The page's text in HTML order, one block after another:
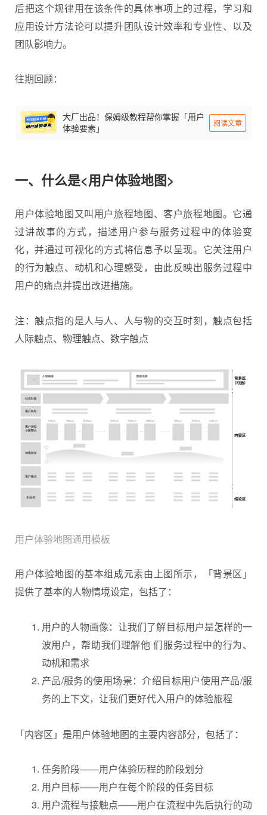
后把这个规律用在该条件的具体事项上的过程，学习和
应用设计方法论可以提升团队设计效率和专业性、以及
团队影响力。
往期回顾：
大厂出品！保姆级教程帮你掌握「用户
体验要素」
阅读文章
一、什么是<用户体验地图>
用户体验地图又叫用户旅程地图、客户旅程地图。它通
过讲故事的方式，描述用户参与服务过程中的体验变
化，并通过可视化的方式将信息予以呈现。它关注用户
的行为触点、动机和心理感受，由此反映出服务过程中
用户的痛点并提出改进措施。
注：触点指的是人与人、人与物的交互时刻，触点包括
人际触点、物理触点、数字触点
用户体验地图通用模板
用户体验地图的基本组成元素由上图所示，「背景区」
提供了基本的人物情境设定，包括了：
用户的人物画像：让我们了解目标用户是怎样的一
波用户，帮助我们理解他 们服务过程中的行为、
动机和需求
产品/服务的使用场景：介绍目标用户使用产品/服
务的上下文，让我们更好代入用户的体验旅程
「内容区」是用户体验地图的主要内容部分，包括了：
任务阶段——用户体验历程的阶段划分
用户目标——用户在每个阶段的任务目标
用户流程与接触点——用户在流程中先后执行的动